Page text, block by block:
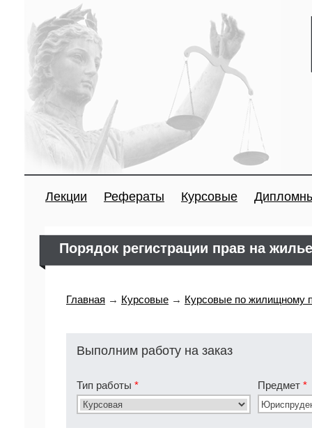
Лекции Рефераты Курсовые
Порядок регистрации прав на жилье
Главная → Курсовые → Курсовые по жилищному
Выполним работу на заказ
Тип работы * Предмет *